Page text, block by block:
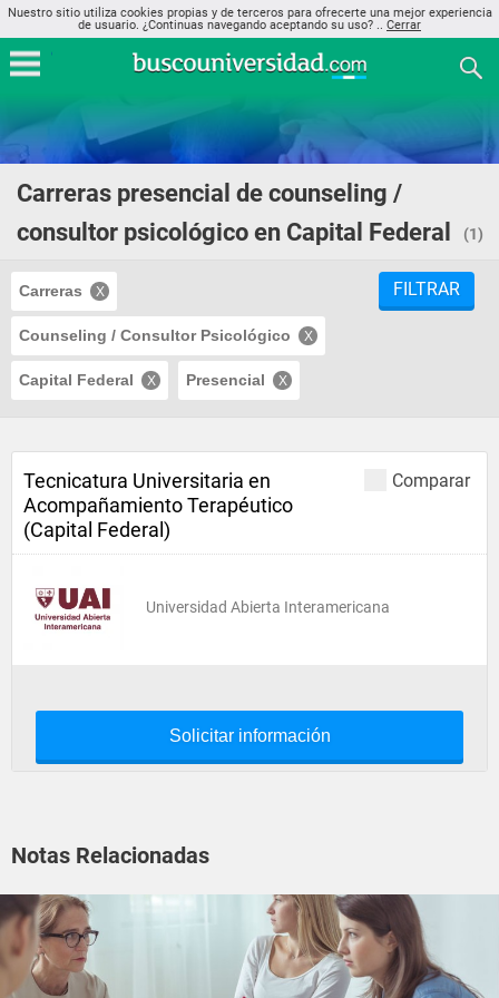
Nuestro sitio utiliza cookies propias y de terceros para ofrecerte una mejor experiencia
de usuario. ¿Continuas navegando aceptando su uso? .. Cerrar
Carreras presencial de counseling /
consultor psicológico en Capital Federal
(1)
Carreras
Counseling / Consultor Psicológico
Capital Federal Presencial
FILTRAR
Comparar
Tecnicatura Universitaria en
Acompañamiento Terapéutico
(Capital Federal)
Universidad Abierta Interamericana
Solicitar información
Notas Relacionadas